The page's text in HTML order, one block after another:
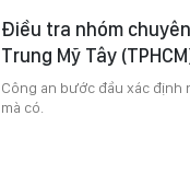
Điều tra nhóm
Trung Mỹ Tây
Công an bước đầu xác
mà có.